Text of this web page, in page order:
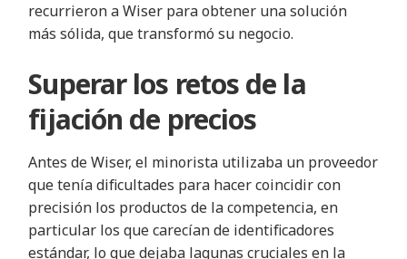
recurrieron a Wiser para obtener una solución
más sólida, que transformó su negocio.
Superar los retos de la
fijación de precios
Antes de Wiser, el minorista utilizaba un proveedor
que tenía dificultades para hacer coincidir con
precisión los productos de la competencia, en
particular los que carecían de identificadores
estándar, lo que dejaba lagunas cruciales en la